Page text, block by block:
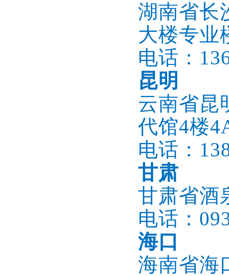
湖南省长
大楼专业
电话：
昆明
云南省昆
代馆4楼
电话：
甘肃
甘肃省酒
电话：
海口
海南省海